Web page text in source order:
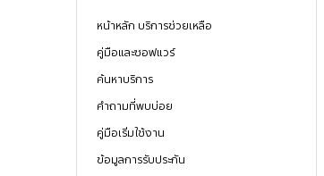
หน้าหลัก บริการช่วยเหลือ
คู่มือและซอฟแวร์
ค้นหาบริการ
คำถามที่พบบ่อย
คู่มือเริ่มใช้งาน
ข้อมูลการรับประกัน